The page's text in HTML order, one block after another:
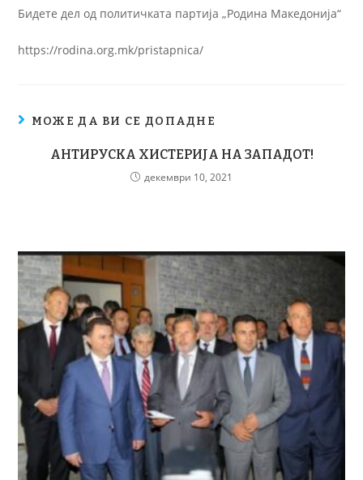
Бидете дел од политичката партија „Родина Македонија“
https://rodina.org.mk/pristapnica/
МОЖЕ ДА ВИ СЕ ДОПАДНЕ
АНТИРУСКА ХИСТЕРИЈА НА ЗАПАДОТ!
декември 10, 2021